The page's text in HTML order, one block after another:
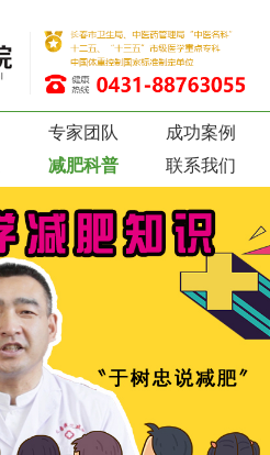
专家团队
成功案例
减肥科普 联系我们